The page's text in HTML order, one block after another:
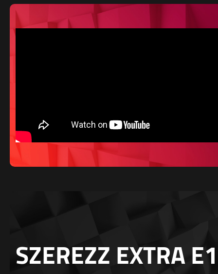
SZEREZZ EXTRA E1